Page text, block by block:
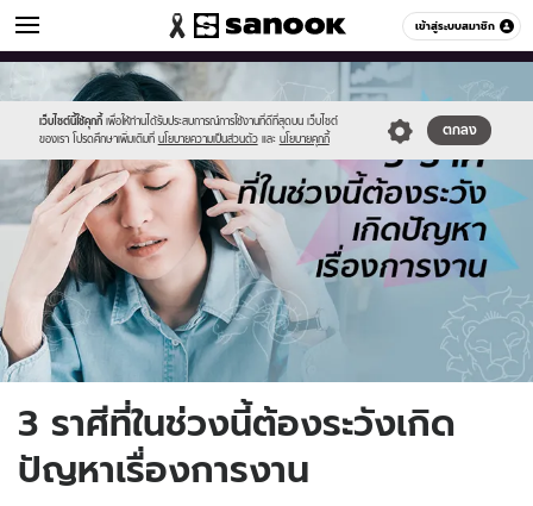
เข้าสู่ระบบสมาชิก
ดูดวง หมวดอื่นๆ
เว็บไซต์นี้ใช้คุกกี้ เพื่อให้ท่านได้รับประสบการณ์การใช้งานที่ดีที่สุดบน เว็บไซต์
ของเรา โปรดศึกษาเพิ่มเติมที่ นโยบายความเป็นส่วนตัว และ นโยบายคุกกี้
ตกลง
Sanook
//s.isanook.com/sr/0/images/logo-
new-
sanook.png
//s.isanook.com/ho/0/ud/30/153681/work_problems.jpg
3 ราศีที่ในช่วงนี้ต้องระวังเกิด
ปัญหาเรื่องการงาน